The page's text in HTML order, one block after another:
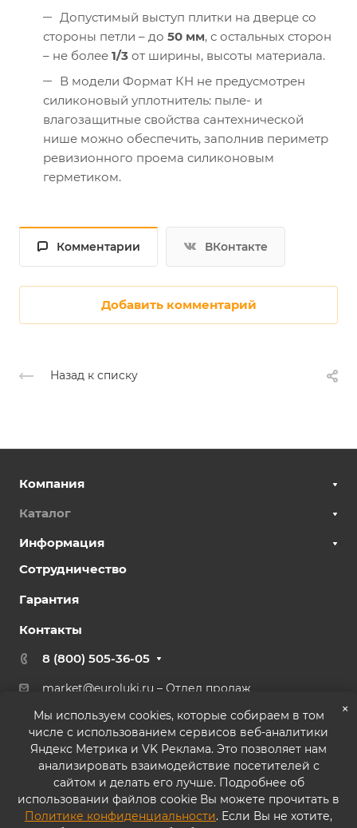
Допустимый выступ плитки на дверце со
стороны петли – до 50 мм, с остальных сторон
– не более 1/3 от ширины, высоты материала.
В модели Формат КН не предусмотрен
силиконовый уплотнитель: пыле- и
влагозащитные свойства сантехнической
нише можно обеспечить, заполнив периметр
ревизионного проема силиконовым
герметиком.
Комментарии ВКонтакте
Добавить комментарий
Назад к списку
Компания
Каталог
Информация
Сотрудничество
Гарантия
Контакты
8 (800) 505-36-05
market@euroluki.ru – Отдел продаж
г. Москва, ул. Генерала Белова, 43 к2, офис 27
×
Мы используем cookies, которые собираем в том
числе с использованием сервисов веб-аналитики
Яндекс Метрика и VK Реклама. Это позволяет нам
анализировать взаимодействие посетителей с
сайтом и делать его лучше. Подробнее об
использовании файлов cookie Вы можете прочитать в
Политике конфиденциальности. Если Вы не хотите,